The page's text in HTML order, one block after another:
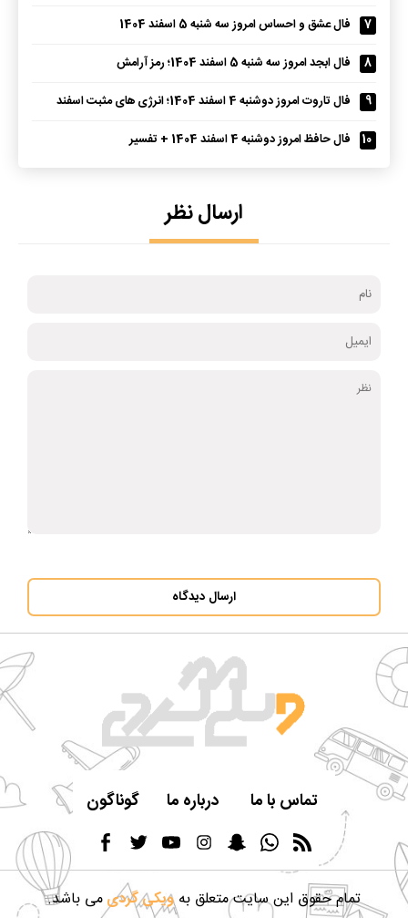
7
فال عشق و احساس امروز سه شنبه 5 اسفند 1404
8
فال ابجد امروز سه شنبه 5 اسفند 1404؛ رمز آرامش
9
فال تاروت امروز دوشنبه 4 اسفند 1404؛ انرژی های مثبت اسفند
10
فال حافظ امروز دوشنبه 4 اسفند 1404 + تفسیر
ارسال نظر
ارسال دیدگاه
تماس با ما درباره ما گوناگون
تمام حقوق این سایت متعلق بهویکی گردیمی باشد.